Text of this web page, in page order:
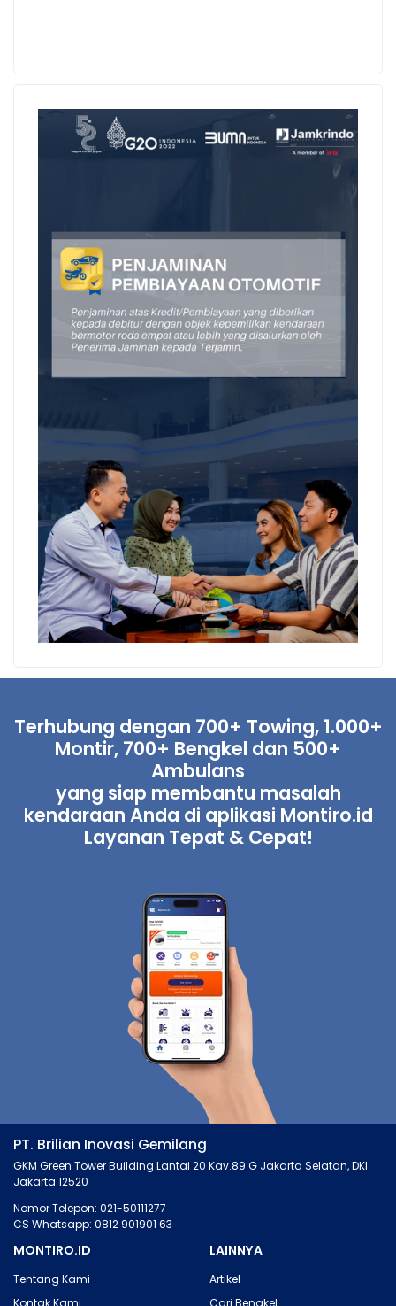
Terhubung dengan 700+ Towing, 1.000+
Montir, 700+ Bengkel dan 500+
Ambulans
yang siap membantu masalah
kendaraan Anda di aplikasi Montiro.id
Layanan Tepat & Cepat!
PT. Brilian Inovasi Gemilang
GKM Green Tower Building Lantai 20 Kav.89 G Jakarta Selatan, DKI
Jakarta 12520
Nomor Telepon: 021-50111277
CS Whatsapp: 0812 901901 63
MONTIRO.ID
Tentang Kami
LAINNYA
Artikel